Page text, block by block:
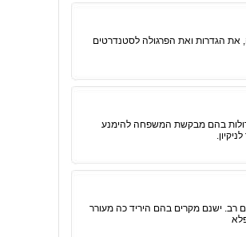
את הגדרות ואת הפרגולה לסטנדרטים
גדולות בהם מבקשת המשפחה להימנע
רב. ישנם מקרים בהם היריד כה מעורר